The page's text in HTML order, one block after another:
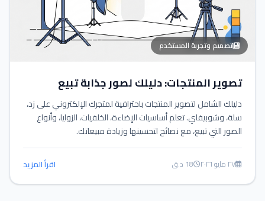
تصميم وتجربة المستخدم
تصوير المنتجات: دليلك لصور جذابة تبيع
دليلك الشامل لتصوير المنتجات باحترافية لمتجرك الإلكتروني على زد،
سلة، وشوبيفاي. تعلم أساسيات الإضاءة، الخلفيات، الزوايا، وأنواع
الصور التي تبيع، مع نصائح لتحسينها وزيادة مبيعاتك.
٢٧ مايو ٢٠٢٦ 18 د.ق اقرأ المزيد